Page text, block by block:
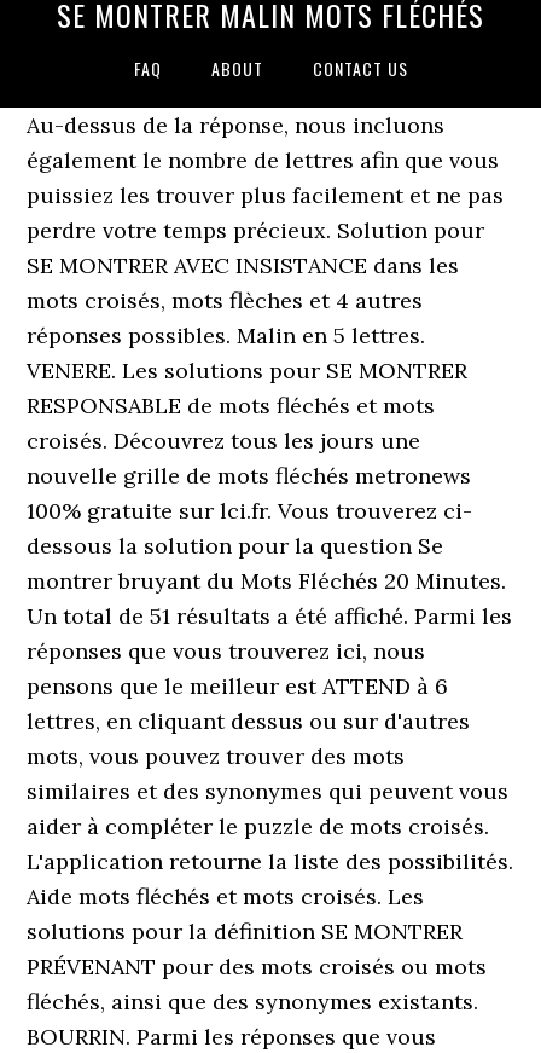
SE MONTRER MALIN MOTS FLÉCHÉS
FAQ ABOUT CONTACT US
Au-dessus de la réponse, nous incluons
également le nombre de lettres afin que vous
puissiez les trouver plus facilement et ne pas
perdre votre temps précieux. Solution pour
SE MONTRER AVEC INSISTANCE dans les
mots croisés, mots flèches et 4 autres
réponses possibles. Malin en 5 lettres.
VENERE. Les solutions pour SE MONTRER
RESPONSABLE de mots fléchés et mots
croisés. Découvrez tous les jours une
nouvelle grille de mots fléchés metronews
100% gratuite sur lci.fr. Vous trouverez ci-
dessous la solution pour la question Se
montrer bruyant du Mots Fléchés 20 Minutes.
Un total de 51 résultats a été affiché. Parmi les
réponses que vous trouverez ici, nous
pensons que le meilleur est ATTEND à 6
lettres, en cliquant dessus ou sur d'autres
mots, vous pouvez trouver des mots
similaires et des synonymes qui peuvent vous
aider à compléter le puzzle de mots croisés.
L'application retourne la liste des possibilités.
Aide mots fléchés et mots croisés. Les
solutions pour la définition SE MONTRER
PRÉVENANT pour des mots croisés ou mots
fléchés, ainsi que des synonymes existants.
BOURRIN. Parmi les réponses que vous